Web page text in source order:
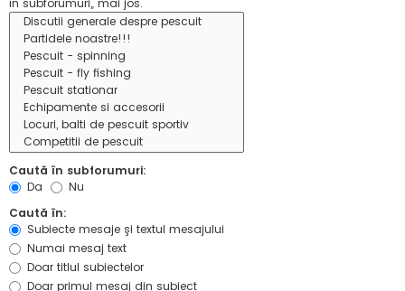
în subforumuri„ mai jos.
Caută în subforumuri:
Da
Nu
Caută în:
Subiecte mesaje şi textul mesajului
Numai mesaj text
Doar titlul subiectelor
Doar primul mesaj din subiect